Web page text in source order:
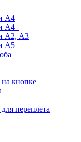
А4
А4+
А2, А3
А5
кнопке
переплета